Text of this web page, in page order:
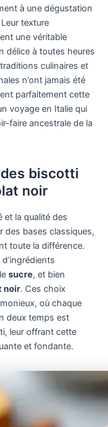
à une dégustation
texture
une véritable
délice à toutes heures
culinaires et
n’ont jamais été
parfaitement cette
voyage en Italie qui
faire ancestrale de la
biscotti
noir
et la qualité des
des bases classiques,
toute la différence.
sucre, et bien
noir. Ces choix
où chaque
deux temps est
leur offrant cette
et fondante.